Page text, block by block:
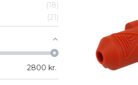
18
21
2800 kr.